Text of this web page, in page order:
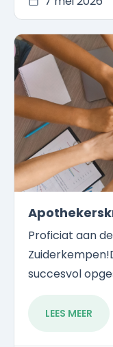
Proficiat aan
succesvol
LEES MEER